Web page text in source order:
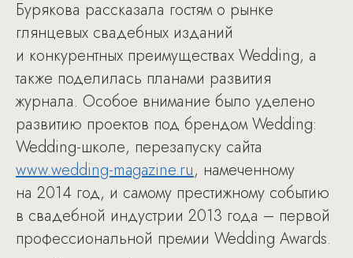
Бурякова рассказала гостям о рынке
глянцевых свадебных изданий
и конкурентных преимуществах Wedding, а
также поделилась планами развития
журнала. Особое внимание было уделено
развитию проектов под брендом Wedding:
Wedding-школе, перезапуску сайта
www.wedding-magazine.ru, намеченному
на 2014 год, и самому престижному событию
в свадебной индустрии 2013 года – первой
профессиональной премии Wedding Awards.